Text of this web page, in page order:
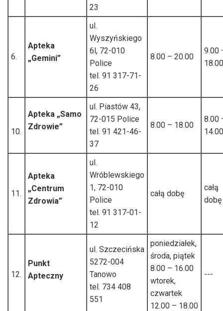
23
6.
Apteka
„Gemini”
ul.
Wyszyńskiego
6l, 72-010
Police
tel. 91 317-71-
26
8.00 – 20.00
9.00
18.00
10.
Apteka „Samo
Zdrowie”
ul. Piastów 43,
72-015 Police
tel. 91 421-46-
37
8.00 – 18.00
8.00
14.00
11.
Apteka
„Centrum
Zdrowia”
ul.
Wróblewskiego
1, 72-010
Police
tel. 91 317-01-
12
całą dobę
całą
dobę
12.
Punkt
Apteczny
ul. Szczecińska
5272-004
Tanowo
tel. 734 408
551
poniedziałek,
środa, piątek
8.00 – 16.00
wtorek,
czwartek
12.00 – 18.00
---